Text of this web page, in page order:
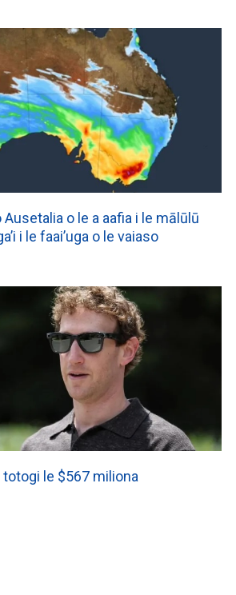
Ausetalia o le a aafia i le mālūlū
i le faai’uga o le vaiaso
totogi le $567 miliona